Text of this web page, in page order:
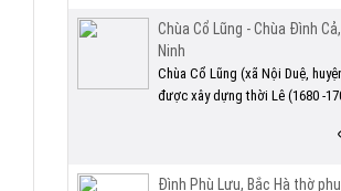
Chùa Cổ Lũng - Chùa Đình
Ninh
Chùa Cổ Lũng (xã Nội Duệ,
được xây dựng thời Lê (1680 -
Đình Phù Lưu, Bắc Hà thờ